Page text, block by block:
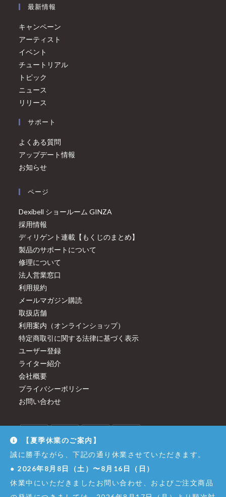
最新情報
キャンペーン
アーティスト
イベント
チュートリアル
トピック
ニュース
リリース
サポート
よくある質問
アップデート情報
お知らせ
ページ
Dexibell ショールーム GINZA
採用情報
ディリゲント連載【もくじのまとめ】
製品のサポートについて
修理について
法人営業窓口
利用規約
メールマガジン購読
取扱店舗
利用案内（オンラインショップ）
特定商取引に関する法律に基づく表示
ユーザー登録
ライター紹介
会社概要
プライバシーポリシー
お問い合わせ
【夏季休業のご案内】
誠に勝手ながら、下記の通り休業させていただきます。
● 2026年8月8日（土）〜8月16日（日）
休業中にいただきましたお問い合わせ、およびご注文商品